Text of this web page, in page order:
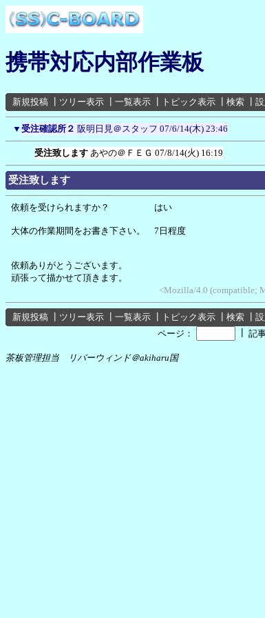
携帯対応内部作業板
新規投稿 ツリー表示 一覧表示 トピック表示 検索
▼ 受注確認所２ 阪明日見＠スタッフ 07/6/14(木) 23:46
受注致します あやの＠ＦＥＧ 07/8/14(火) 16:19
受注致します
依頼を受けられますか？ はい
大体の作業期間をお書き下さい。 7日程度
依頼ありがとうございます。
頑張って描かせて頂きます。
<Mozilla/4.0 (compatible;
新規投稿 ツリー表示 一覧表示 トピック表示 検索
ページ：
記
茶板管理担当 リバーウィンド＠akiharu国